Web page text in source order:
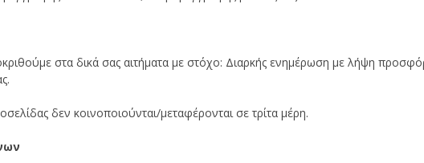
στα δικά σας αιτήματα με στόχο: Διαρκής ενημέρωση με λήψη
δεν κοινοποιούνται/μεταφέρονται σε τρίτα μέρη.